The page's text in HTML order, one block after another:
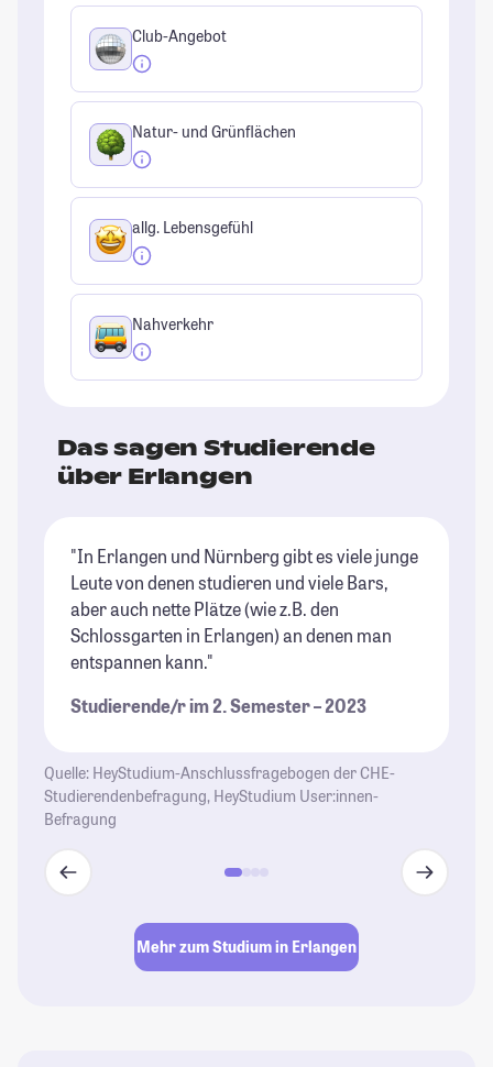
Club-Angebot
Natur- und Grünflächen
allg. Lebensgefühl
Nahverkehr
Das sagen Studierende
über Erlangen
"In Erlangen und Nürnberg gibt es viele junge
Leute von denen studieren und viele Bars,
aber auch nette Plätze (wie z.B. den
Schlossgarten in Erlangen) an denen man
entspannen kann."
Studierende/r im 2. Semester – 2023
Quelle: HeyStudium-Anschlussfragebogen der CHE-
Studierendenbefragung, HeyStudium User:innen-
Befragung
Mehr zum Studium in Erlangen